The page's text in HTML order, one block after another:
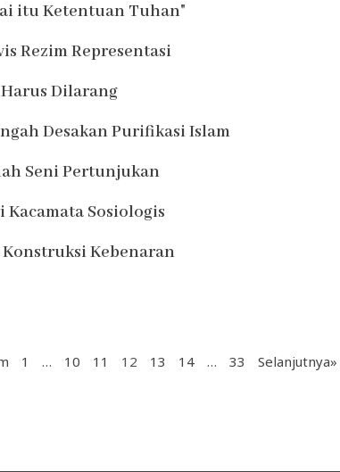
itu Ketentuan Tuhan"
Rezim Representasi
Dilarang
Desakan Purifikasi Islam
Seni Pertunjukan
Kacamata Sosiologis
Kebenaran
1 … 10 11 12 13 14 … 33 Selanjutnya»